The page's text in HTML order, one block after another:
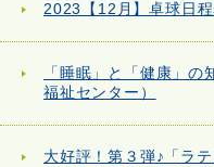
2023【12月】卓球日
「睡眠」と「健康」
福祉センター）
大好評！第３弾♪「ラ